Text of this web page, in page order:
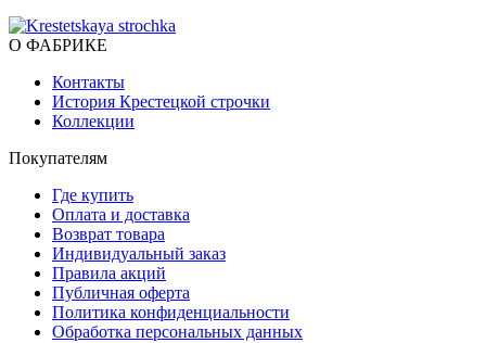
О ФАБРИКЕ
Контакты
История Крестецкой строчки
Коллекции
Покупателям
Где купить
Оплата и доставка
Возврат товара
Индивидуальный заказ
Правила акций
Публичная оферта
Политика конфиденциальности
Обработка персональных данных